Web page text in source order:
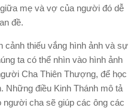
mẹ và vợ của người đó dễ
đề.
cảnh thiếu vắng hình ảnh và sự
ta có thể nhìn vào hình ảnh
Cha Thiên Thượng, để học
Những điều Kinh Thánh mô tả
cha sẽ giúp các ông các